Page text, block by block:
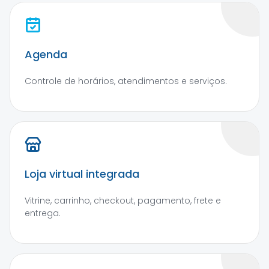
Agenda
Controle de horários, atendimentos e serviços.
Loja virtual integrada
Vitrine, carrinho, checkout, pagamento, frete e
entrega.